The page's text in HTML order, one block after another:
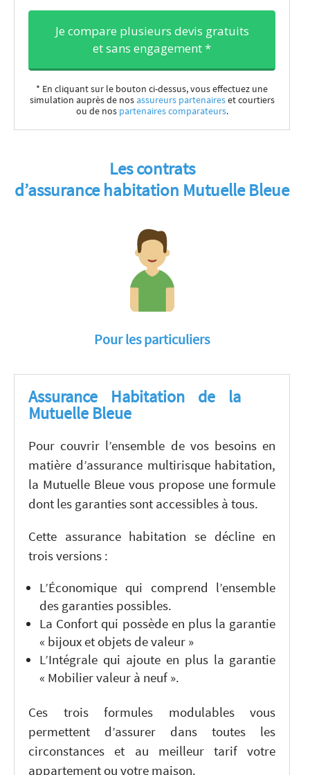
Je compare plusieurs devis gratuits
et sans engagement *
* En cliquant sur le bouton ci-dessus, vous effectuez une
simulation auprès de nosassureurs partenaireset courtiers
ou de nos partenaires comparateurs.
Les contrats
d’assurance habitation Mutuelle Bleue
Pour les particuliers
Assurance Habitation de la
Mutuelle Bleue
Pour couvrir l’ensemble de vos besoins en
matière d’assurance multirisque habitation,
la Mutuelle Bleue vous propose une formule
dont les garanties sont accessibles à tous.
Cette assurance habitation se décline en
trois versions :
L’Économique qui comprend l’ensemble
des garanties possibles.
La Confort qui possède en plus la garantie
« bijoux et objets de valeur »
L’Intégrale qui ajoute en plus la garantie
« Mobilier valeur à neuf ».
Ces trois formules modulables vous
permettent d’assurer dans toutes les
circonstances et au meilleur tarif votre
appartement ou votre maison.